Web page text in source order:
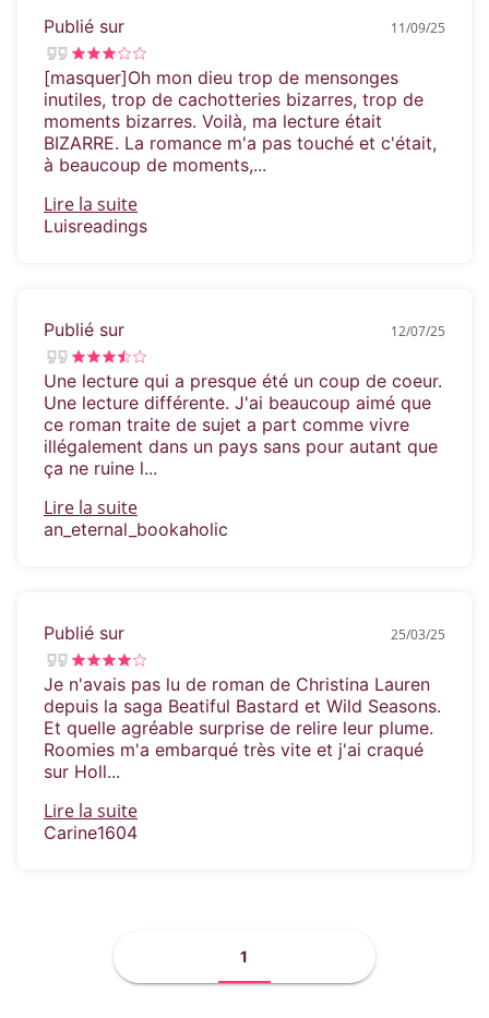
Publié sur 11/09/25
[masquer]Oh mon dieu trop de mensonges
inutiles, trop de cachotteries bizarres, trop de
moments bizarres. Voilà, ma lecture était
BIZARRE. La romance m'a pas touché et c'était,
à beaucoup de moments,...
Lire la suite
Luisreadings
Publié sur 12/07/25
Une lecture qui a presque été un coup de coeur.
Une lecture différente. J'ai beaucoup aimé que
ce roman traite de sujet a part comme vivre
illégalement dans un pays sans pour autant que
ça ne ruine l...
Lire la suite
an_eternal_bookaholic
Publié sur 25/03/25
Je n'avais pas lu de roman de Christina Lauren
depuis la saga Beatiful Bastard et Wild Seasons.
Et quelle agréable surprise de relire leur plume.
Roomies m'a embarqué très vite et j'ai craqué
sur Holl...
Lire la suite
Carine1604
1